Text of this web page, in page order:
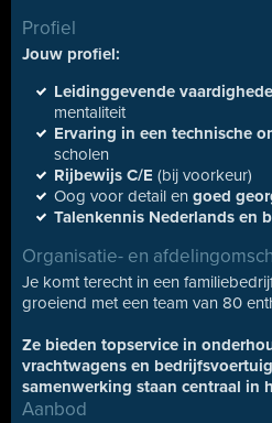
Profiel
Jouw profiel:
Leidinggevende
mentaliteit
Ervaring in een technische
scholen
Rijbewijs C/E (bij voorkeur)
Oog voor detail en goed
Talenkennis Nederlands en
Organisatie- en
Je komt terecht in een
groeiend met een team van 80
Ze bieden topservice in
vrachtwagens en
samenwerking staan centraal in
Aanbod